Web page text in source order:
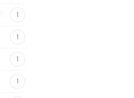
1
1
1
1